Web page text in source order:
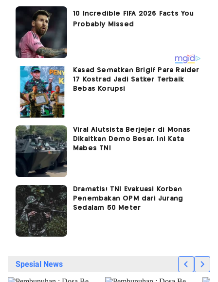
Kasad Sematkan Brigif Para Raider
17 Kostrad Jadi Satker Terbaik
Bebas Korupsi
Viral Alutsista Berjejer di Monas
Dikaitkan Demo Besar, Ini Kata
Mabes TNI
Dramatis! TNI Evakuasi Korban
Penembakan OPM dari Jurang
Sedalam 50 Meter